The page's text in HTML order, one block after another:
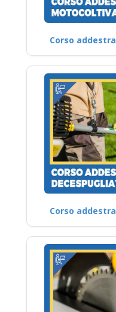
Corso
Corso